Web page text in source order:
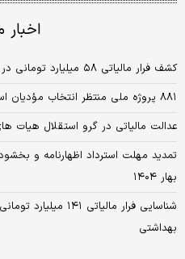
اخبار
کشف فرار مالیاتی ۵۸ میلیارد تومانی در حوزه تجهیزات گلخانه ای در قزوین
۸۸۱ پروژه ملی منتظر انتخاب مؤدیان است
عدالت مالیاتی در گرو استقلال هیات
تمدید مهلت استرداد اظهارنامه و
بهار ۱۴۰۴
شناسایی فرار
بهداشتی